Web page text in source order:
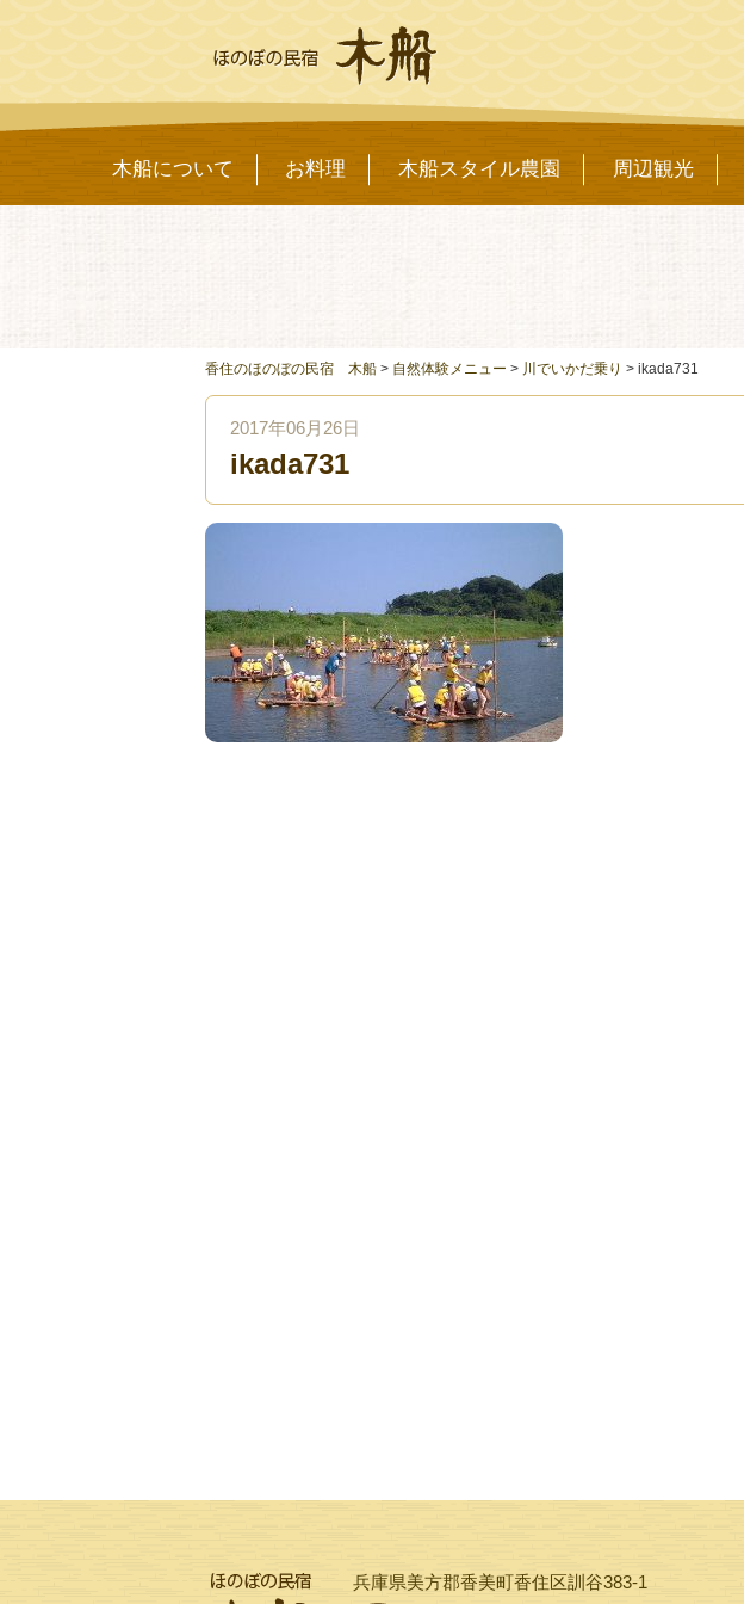
木船について お料理 木船スタイル農園 周辺観光
香住のほのぼの民宿 木船 > 自然体験メニュー > 川でいかだ乗り > ikada731
2017年06月26日
ikada731
兵庫県美方郡香美町香住区訓谷383-1